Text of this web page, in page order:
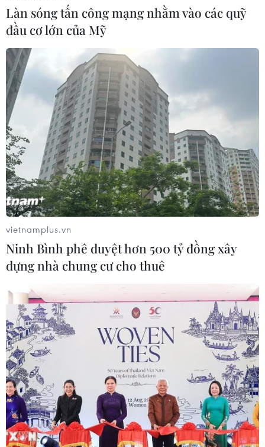
Làn sóng tấn công mạng nhằm vào các quỹ
đầu cơ lớn của Mỹ
vietnamplus.vn
Ninh Bình phê duyệt hơn 500 tỷ đồng xây
dựng nhà chung cư cho thuê